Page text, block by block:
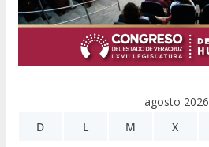
agosto 2026
D
L M X